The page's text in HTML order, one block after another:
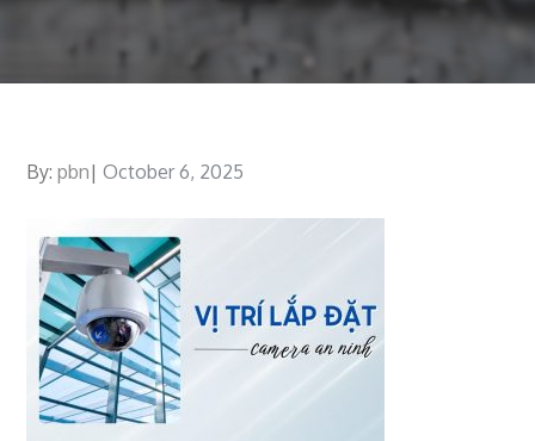
By:pbn Posted
October 6, 2025